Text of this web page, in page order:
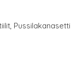
, Pussilakanasetti